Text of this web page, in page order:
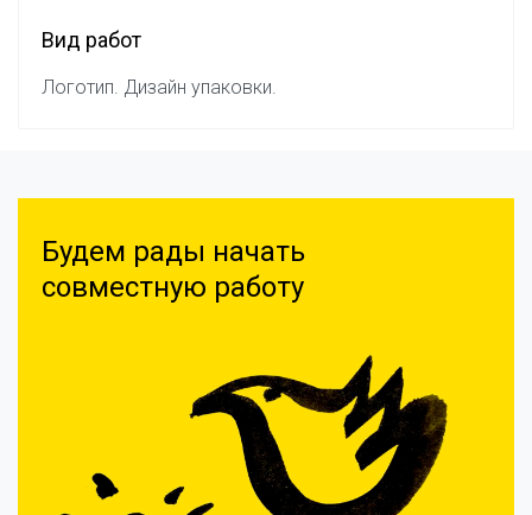
Вид работ
Логотип. Дизайн упаковки.
Будем рады начать
совместную работу